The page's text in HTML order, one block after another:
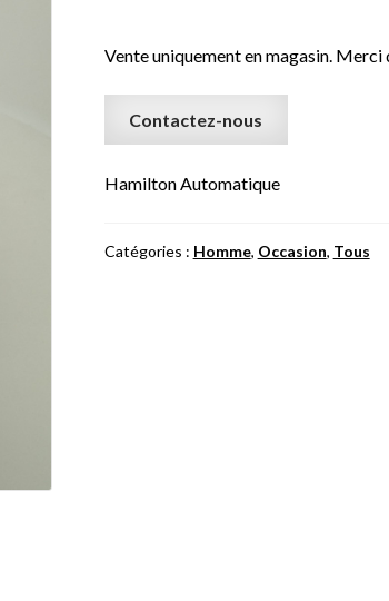
Vente uniquement en magasin.
Contactez-nous
Hamilton Automatique
Catégories : Homme, Occasion, Tous